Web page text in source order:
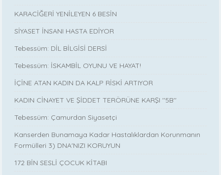
KARACİĞERİ YENİLEYEN 6 BESİN
SİYASET İNSANI HASTA EDİYOR
Tebessüm: DİL BİLGİSİ DERSİ
Tebessüm: İSKAMBİL OYUNU VE HAYAT!
İÇİNE ATAN KADIN DA KALP RİSKİ ARTIYOR
KADIN CİNAYET VE ŞİDDET TERÖRÜNE KARŞI ''5B''
Tebessüm: Çamurdan Siyasetçi
Kanserden Bunamaya Kadar Hastalıklardan Korunmanın
Formülleri 3) DNA'NIZI KORUYUN
172 BİN SESLİ ÇOCUK KİTABI